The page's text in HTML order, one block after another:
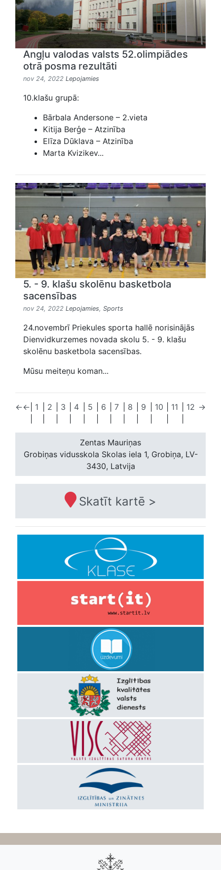
Angļu valodas valsts 52.olimpiādes
otrā posma rezultāti
nov 24, 2022 Lepojamies
10.klašu grupā:
Bārbala Andersone – 2.vieta
Kitija Berģe – Atzinība
Elīza Dūklava – Atzinība
Marta Kvizikev...
5. - 9. klašu skolēnu basketbola
sacensības
nov 24, 2022 Lepojamies, Sports
24.novembrī Priekules sporta hallē norisinājās
Dienvidkurzemes novada skolu 5. - 9. klašu
skolēnu basketbola sacensības.
Mūsu meiteņu koman...
←← 1
2
3
4
5
6
|7
8
9
10
11
12 →
Zentas Mauriņas
Grobiņas vidusskola Skolas iela 1, Grobiņa, LV-
3430, Latvija
Skatīt kartē >